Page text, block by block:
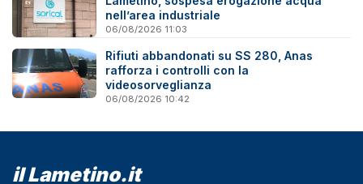
nell’area industriale
06/08/2026 11:03
Rifiuti abbandonati su SS 280, Anas
rafforza i controlli con la
videosorveglianza
06/08/2026 10:42
il Lametino.it